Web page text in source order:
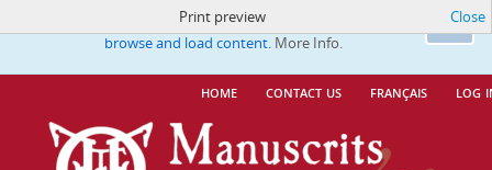
Ok
This website uses cookies to enhance your ability to
browse and load content. More Info.
home contact us français log
Print preview Close